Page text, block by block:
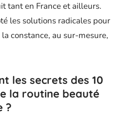
tant en France et ailleurs.
les solutions radicales pour
la constance, au sur-mesure,
les secrets des 10
la routine beauté
?